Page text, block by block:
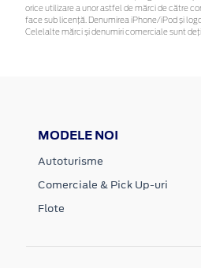
orice utilizare a unor astfel de mărci de către
face sub licență. Denumirea iPhone/iPod și
Celelalte mărci și denumiri comerciale sunt
MODELE NOI
Autoturisme
Comerciale & Pick Up-uri
Flote